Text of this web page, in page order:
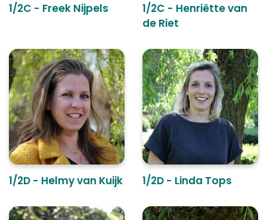
1/2C - Freek Nijpels
1/2C - Henriëtte van
de Riet
1/2D - Helmy van Kuijk 1/2D - Linda Tops